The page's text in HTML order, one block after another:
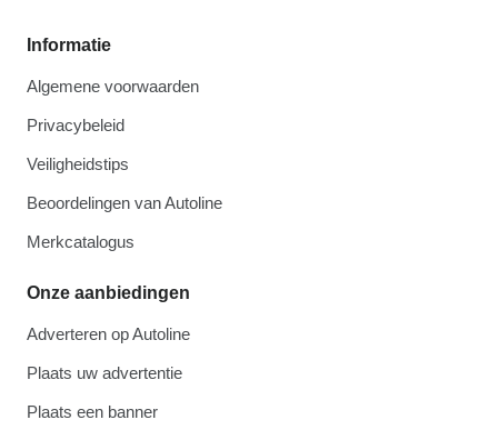
Informatie
Algemene voorwaarden
Privacybeleid
Veiligheidstips
Beoordelingen van Autoline
Merkcatalogus
Onze aanbiedingen
Adverteren op Autoline
Plaats uw advertentie
Plaats een banner